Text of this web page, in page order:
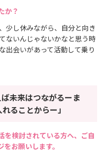
か？
少し休みながら、自分と向き
ないんじゃないかなと思う時
出会いがあって活動して乗り
ば未来はつながるーま
ることからー」
を検討されている方へ、ご自
お願いします。